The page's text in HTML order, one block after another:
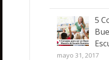
5
mayo 31, 2017